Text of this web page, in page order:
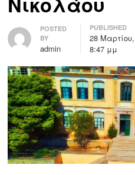
Author
POSTED
BY
admin
PUBLISHED
28
8:47 μμ